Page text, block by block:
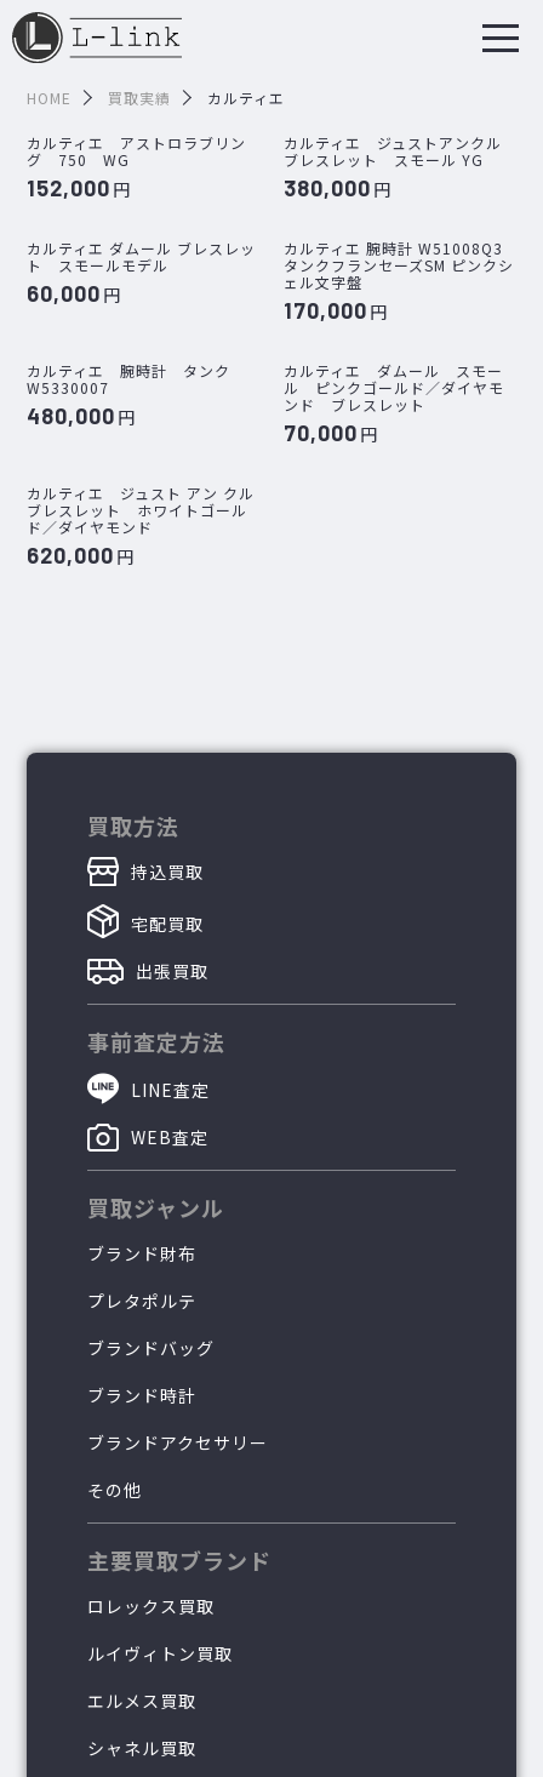
HOME 買取実績 カルティエ
買取方法
持込買取
宅配買取
出張買取
事前査定方法
LINE査定
WEB査定
買取ジャンル
ブランド財布
プレタポルテ
ブランドバッグ
ブランド時計
ブランドアクセサリー
その他
主要買取ブランド
ロレックス買取
ルイヴィトン買取
エルメス買取
シャネル買取
カルティエ アストロラブリン
グ 750 WG
152,000 円
カルティエ ジュストアンクル
ブレスレット スモール YG
380,000 円
カルティエ ダムール ブレスレッ
ト スモールモデル
60,000 円
カルティエ 腕時計 W51008Q3
タンクフランセーズSM ピンクシ
ェル文字盤
170,000 円
カルティエ 腕時計 タンク
W5330007
480,000 円
カルティエ ダムール スモー
ル ピンクゴールド／ダイヤモ
ンド ブレスレット
70,000 円
カルティエ ジュスト アン クル
ブレスレット ホワイトゴール
ド／ダイヤモンド
620,000 円